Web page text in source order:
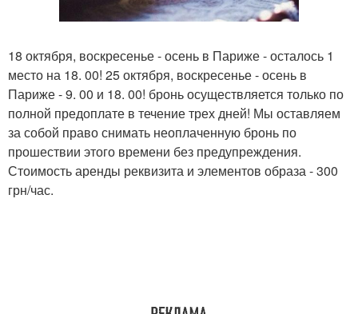
18 октября, воскресенье - осень в Париже - осталось 1
место на 18. 00! 25 октября, воскресенье - осень в
Париже - 9. 00 и 18. 00! бронь осуществляется только по
полной предоплате в течение трех дней! Мы оставляем
за собой право снимать неоплаченную бронь по
прошествии этого времени без предупреждения.
Стоимость аренды реквизита и элементов образа - 300
грн/час.